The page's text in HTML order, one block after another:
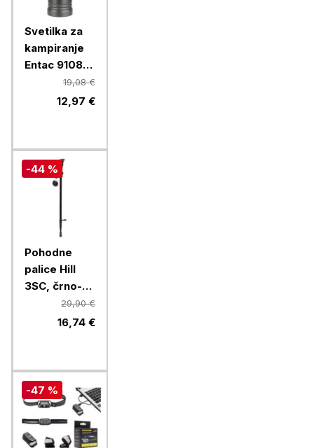
Svetilka za
kampiranje
Entac 91085,
3 W, 120 lm,
3x AA, IP54
19,08 €
12,97 €
-44 %
Pohodne
palice Hill
3SC, črno-
rdeče, 2/129,90 €
16,74 €
-47 %